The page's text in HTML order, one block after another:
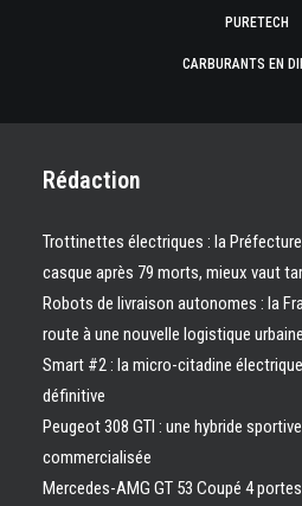
PURETECH
CARBURANTS EN
Rédaction
Trottinettes électriques : la
casque après 79 morts, mieux vaut
Robots de livraison autonomes : la
route à une nouvelle logistique urbaine
Smart #2 : la micro-citadine
définitive
Peugeot 308 GTI : une hybride
commercialisée
Mercedes-AMG GT 53 Coupé 4